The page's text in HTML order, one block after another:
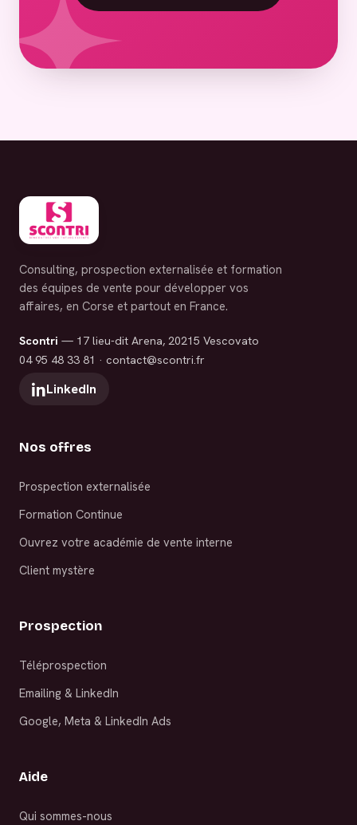
Consulting, prospection externalisée et formation
des équipes de vente pour développer vos
affaires, en Corse et partout en France.
Scontri — 17 lieu-dit Arena, 20215 Vescovato
04 95 48 33 81 · contact@scontri.fr
LinkedIn
Nos offres
Prospection externalisée
Formation Continue
Ouvrez votre académie de vente interne
Client mystère
Prospection
Téléprospection
Emailing & LinkedIn
Google, Meta & LinkedIn Ads
Aide
Qui sommes-nous